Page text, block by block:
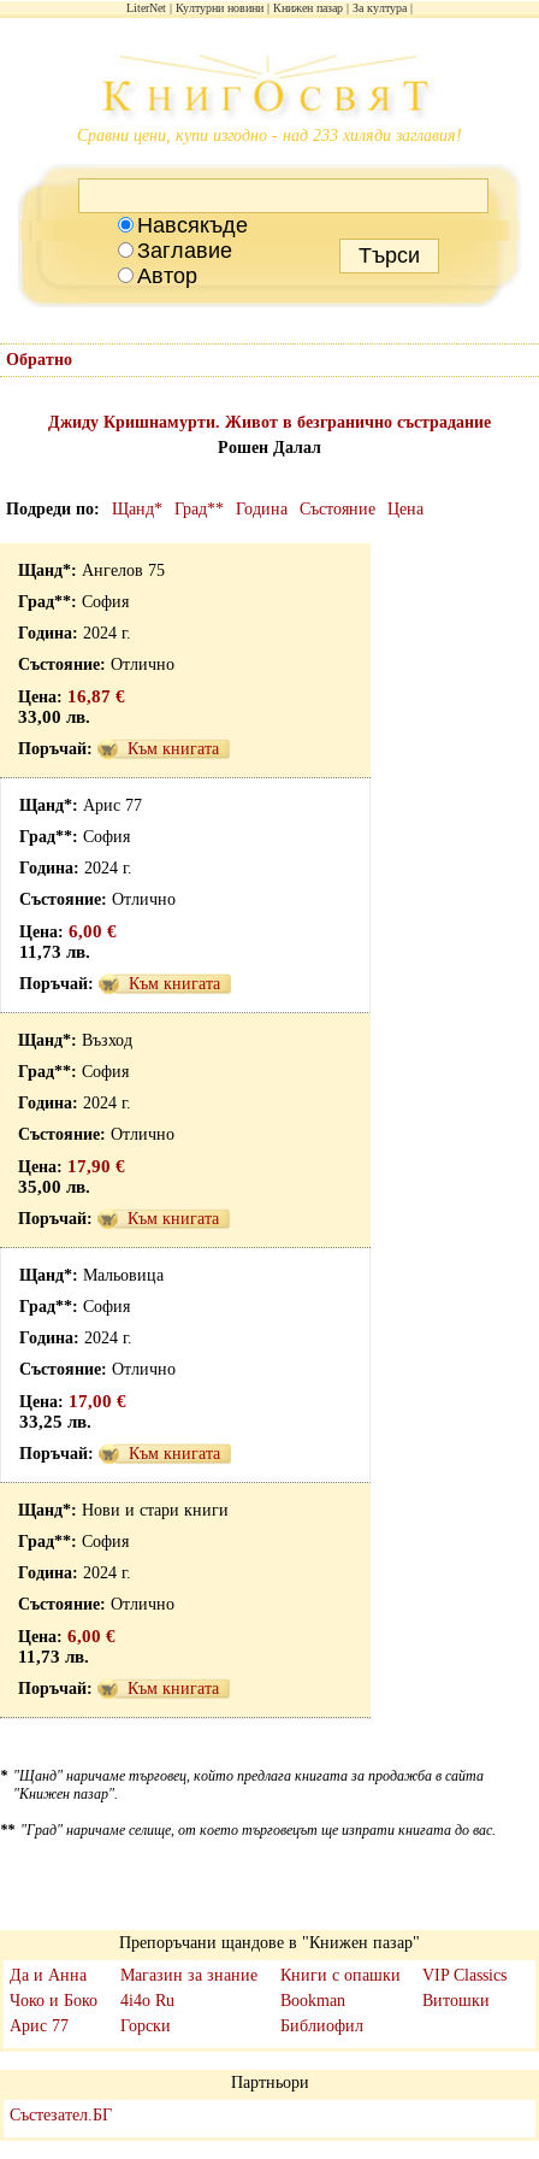
LiterNet Културни новини Книжен пазар За култура
Сравни цени, купи изгодно - над 233 хиляди заглавия!
Навсякъде
Заглавие
Автор
Обратно
Джиду Кришнамурти. Живот в безгранично състрадание
Рошен Далал
Подреди по Щанд* Град** Година Състояние Цена
Ангелов 75
София
2024 г.
Отлично
16,87 €
33,00 лв.
Към книгата
Арис 77
София
2024 г.
Отлично
6,00 €
11,73 лв.
Към книгата
Възход
София
2024 г.
Отлично
17,90 €
35,00 лв.
Към книгата
Мальовица
София
2024 г.
Отлично
17,00 €
33,25 лв.
Към книгата
Нови и стари книги
София
2024 г.
Отлично
6,00 €
11,73 лв.
Към книгата
* "Щанд" наричаме търговец, който предлага книгата за продажба в сайта
"Книжен пазар".
** "Град" наричаме селище, от което търговецът ще изпрати книгата до вас.
Препоръчани щандове в "Книжен пазар"
Да и Анна
Чоко и Боко
Арис 77
Магазин за знание
4i4o Ru
Горски
Книги с опашки
Bookman
Библиофил
VIP Classics
Витошки
Партньори
Състезател.БГ